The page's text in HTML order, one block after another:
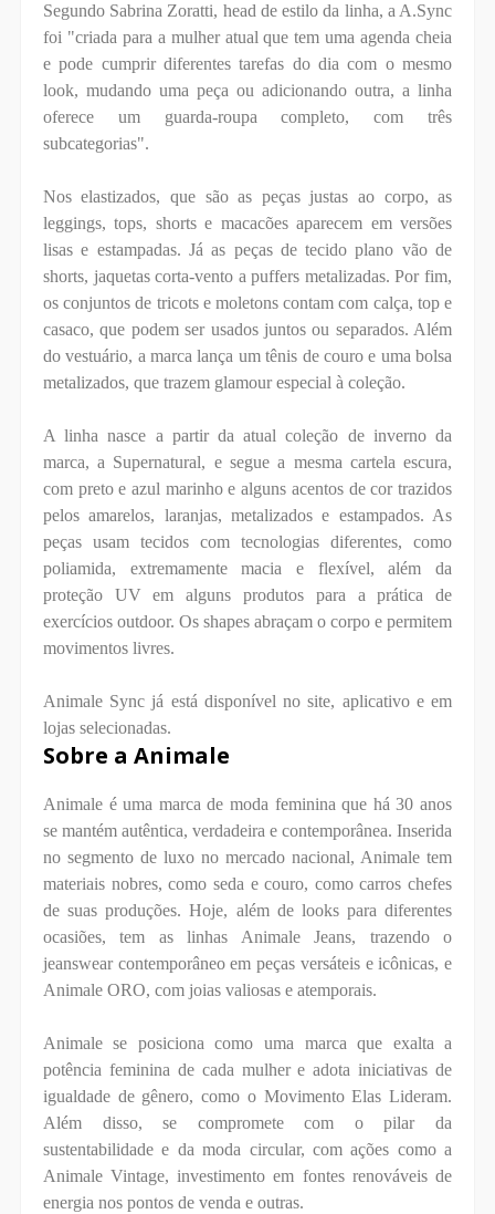
Segundo Sabrina Zoratti, head de estilo da linha, a A.Sync
foi "criada para a mulher atual que tem uma agenda cheia
e pode cumprir diferentes tarefas do dia com o mesmo
look, mudando uma peça ou adicionando outra, a linha
oferece um guarda-roupa completo, com três
subcategorias".
Nos elastizados, que são as peças justas ao corpo, as
leggings, tops, shorts e macacões aparecem em versões
lisas e estampadas. Já as peças de tecido plano vão de
shorts, jaquetas corta-vento a puffers metalizadas. Por fim,
os conjuntos de tricots e moletons contam com calça, top e
casaco, que podem ser usados juntos ou separados. Além
do vestuário, a marca lança um tênis de couro e uma bolsa
metalizados, que trazem glamour especial à coleção.
A linha nasce a partir da atual coleção de inverno da
marca, a Supernatural, e segue a mesma cartela escura,
com preto e azul marinho e alguns acentos de cor trazidos
pelos amarelos, laranjas, metalizados e estampados. As
peças usam tecidos com tecnologias diferentes, como
poliamida, extremamente macia e flexível, além da
proteção UV em alguns produtos para a prática de
exercícios outdoor. Os shapes abraçam o corpo e permitem
movimentos livres.
Animale Sync já está disponível no site, aplicativo e em
lojas selecionadas.
Sobre a Animale
Animale é uma marca de moda feminina que há 30 anos
se mantém autêntica, verdadeira e contemporânea. Inserida
no segmento de luxo no mercado nacional, Animale tem
materiais nobres, como seda e couro, como carros chefes
de suas produções. Hoje, além de looks para diferentes
ocasiões, tem as linhas Animale Jeans, trazendo o
jeanswear contemporâneo em peças versáteis e icônicas, e
Animale ORO, com joias valiosas e atemporais.
Animale se posiciona como uma marca que exalta a
potência feminina de cada mulher e adota iniciativas de
igualdade de gênero, como o Movimento Elas Lideram.
Além disso, se compromete com o pilar da
sustentabilidade e da moda circular, com ações como a
Animale Vintage, investimento em fontes renováveis de
energia nos pontos de venda e outras.